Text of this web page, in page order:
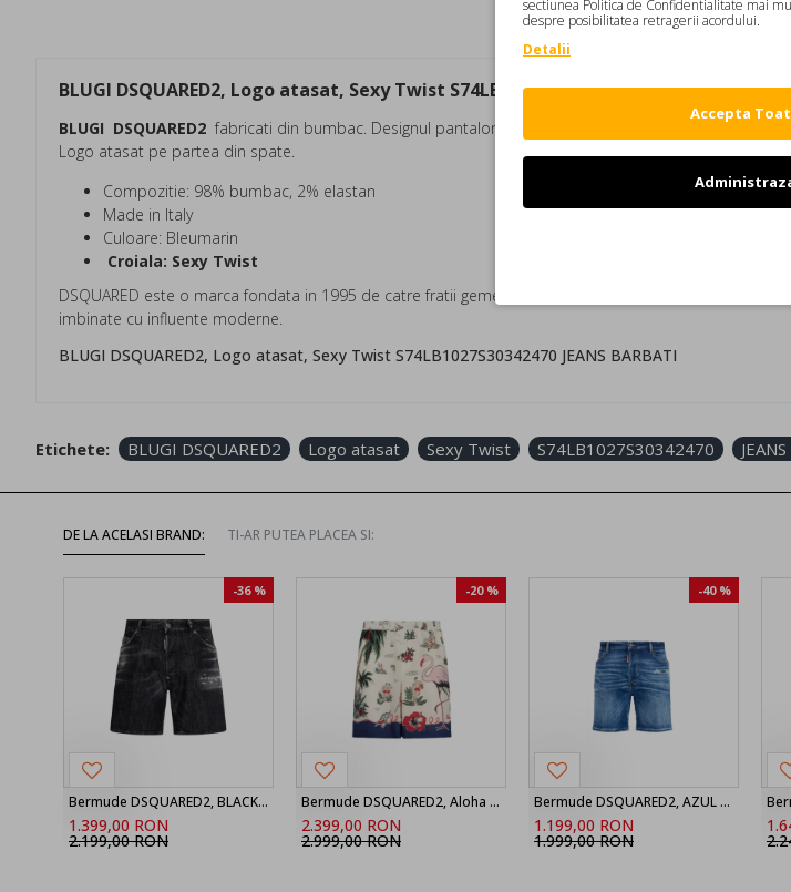
DESCRIERE
BLUGI DSQUARED2, Logo atasat, Sexy Twist S74LB1027S30342470
BLUGI DSQUARED2 fabricati din bumbac. Designul pantalonilor este o combinatie intre stilurile:
Logo atasat pe partea din spate.
Compozitie: 98% bumbac, 2% elastan
Made in Italy
Culoare: Bleumarin
Croiala: Sexy Twist
DSQUARED este o marca fondata in 1995 de catre fratii gemeni canadieni Dean si Dan Caten.
imbinate cu influente moderne.
BLUGI DSQUARED2, Logo atasat, Sexy Twist S74LB1027S30342470 JEANS BARBATI
Etichete: BLUGI DSQUARED2 Logo atasat Sexy Twist S74LB1027S30342470
DE LA ACELASI BRAND: TI-AR PUTEA PLACEA SI:
-36 %
Bermude DSQUARED2, BLACK ‘Marine’ denim shorts
1.399,00 RON
2.199,00 RON
-20 %
Bermude DSQUARED2, Aloha Souvenir Boxer Shorts
2.399,00 RON
2.999,00 RON
-40 %
Bermude DSQUARED2, AZUL MARINO Shorts vaqueros ‘Marine’, Bleu
1.199,00 RON
1.999,00 RON
sectiunea Politica de Confidentialitate mai
despre posibilitatea retragerii acordului.
Detalii
Accepta